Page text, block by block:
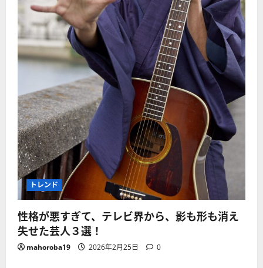
トレンド
性格が悪すぎて、テレビ界から、影も形も消え
失せた芸人３選！
mahoroba19 2026年2月25日 0